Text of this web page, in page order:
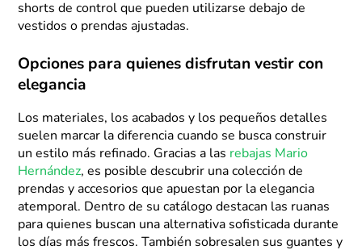
shorts de control que pueden utilizarse debajo de
vestidos o prendas ajustadas.
Opciones para quienes disfrutan vestir con
elegancia
Los materiales, los acabados y los pequeños detalles
suelen marcar la diferencia cuando se busca construir
un estilo más refinado. Gracias a las rebajas Mario
Hernández, es posible descubrir una colección de
prendas y accesorios que apuestan por la elegancia
atemporal. Dentro de su catálogo destacan las ruanas
para quienes buscan una alternativa sofisticada durante
los días más frescos. También sobresalen sus guantes y